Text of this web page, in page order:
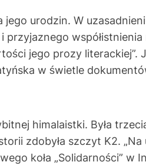
urodzin. W
przyjaznego
jego prozy
w świetle
himalaistki. Była
zdobyła szczyt K2.
koła „Solidarności”